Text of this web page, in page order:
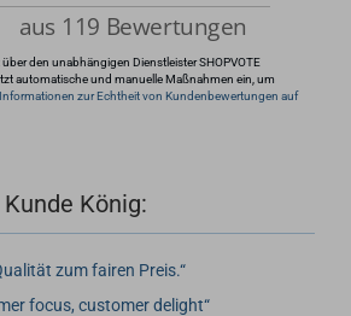
den unabhängigen Dienstleister SHOPVOTE
automatische und manuelle Maßnahmen ein, um
Informationen zur Echtheit von Kundenbewertungen auf
König:
zum fairen Preis.
focus, customer delight